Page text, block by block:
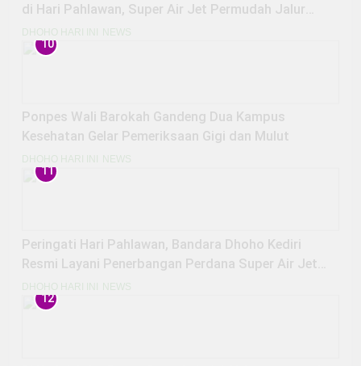
di Hari Pahlawan, Super Air Jet Permudah Jalur
Udara Jakarta-Kediri
DHOHO HARI INI NEWS
10
Ponpes Wali Barokah Gandeng Dua Kampus
Kesehatan Gelar Pemeriksaan Gigi dan Mulut
DHOHO HARI INI NEWS
11
Peringati Hari Pahlawan, Bandara Dhoho Kediri
Resmi Layani Penerbangan Perdana Super Air Jet
Rute Jakarta-Kediri
DHOHO HARI INI NEWS
12